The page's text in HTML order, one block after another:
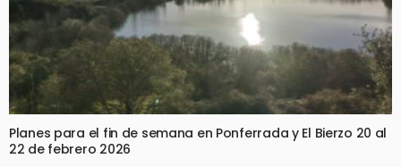
Planes para el fin de semana en Ponferrada y El Bierzo 20 al
22 de febrero 2026